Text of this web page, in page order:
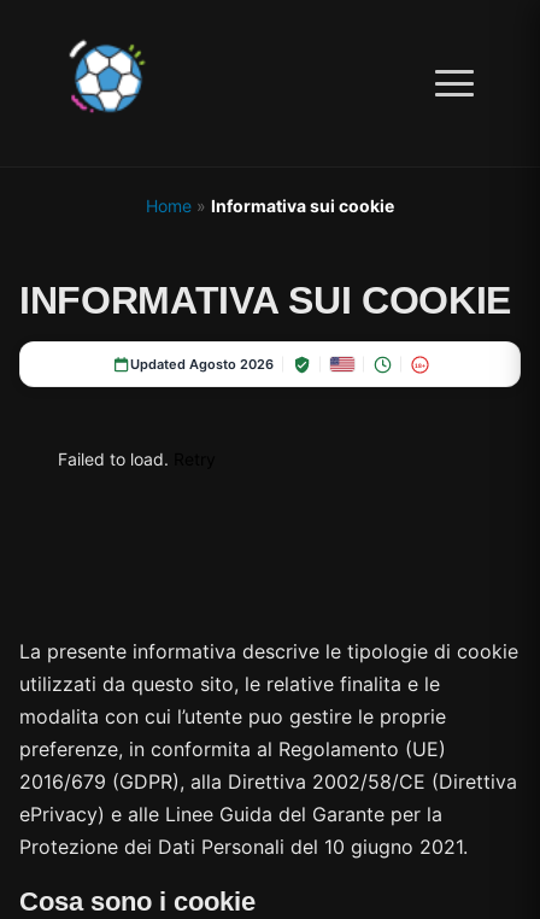
Home » Informativa sui cookie
INFORMATIVA SUI COOKIE
Updated Agosto 2026 18+
Failed to load.
La presente informativa descrive le tipologie di cookie
utilizzati da questo sito, le relative finalita e le
modalita con cui l’utente puo gestire le proprie
preferenze, in conformita al Regolamento (UE)
2016/679 (GDPR), alla Direttiva 2002/58/CE (Direttiva
ePrivacy) e alle Linee Guida del Garante per la
Protezione dei Dati Personali del 10 giugno 2021.
Cosa sono i cookie